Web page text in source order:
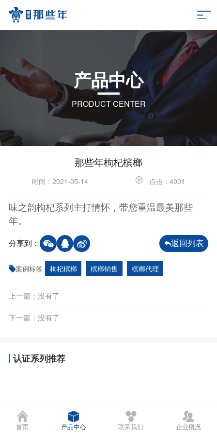
产品中心
PRODUCT CENTER
那些年枸杞槟榔
时间：2021-05-14 点击：4001
味之韵枸杞系列主打情怀，带您重温最美那些
年。
分享到： 返回列表
案例标签 枸杞槟榔 槟榔销售 槟榔代理
上一篇：没有了
下一篇：没有了
认证系列推荐
首页 产品中心 联系我们 企业概况